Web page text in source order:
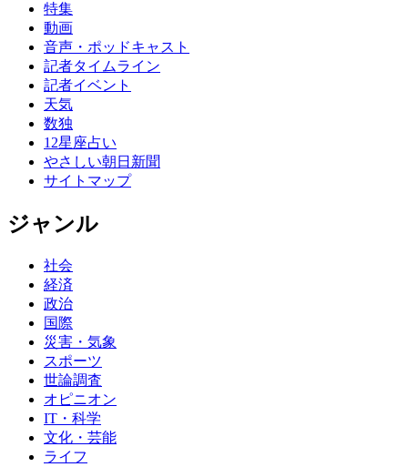
特集
動画
音声・ポッドキャスト
記者タイムライン
記者イベント
天気
数独
12星座占い
やさしい朝日新聞
サイトマップ
ジャンル
社会
経済
政治
国際
災害・気象
スポーツ
世論調査
オピニオン
IT・科学
文化・芸能
ライフ